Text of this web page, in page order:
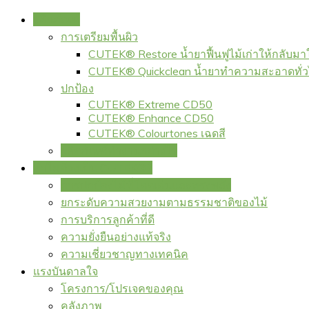
การเตรียมพื้นผิว
CUTEK® Restore น้ำยาฟื้นฟูไม้เก่าให้กลับม
CUTEK® Quickclean น้ำยาทำความสะอาดทั่
ปกป้อง
CUTEK® Extreme CD50
CUTEK® Enhance CD50
CUTEK® Colourtones เฉดสี
ยกระดับความสวยงามตามธรรมชาติของไม้
การบริการลูกค้าที่ดี
ความยั่งยืนอย่างแท้จริง
ความเชี่ยวชาญทางเทคนิค
แรงบันดาลใจ
โครงการ/โปรเจคของคุณ
คลังภาพ